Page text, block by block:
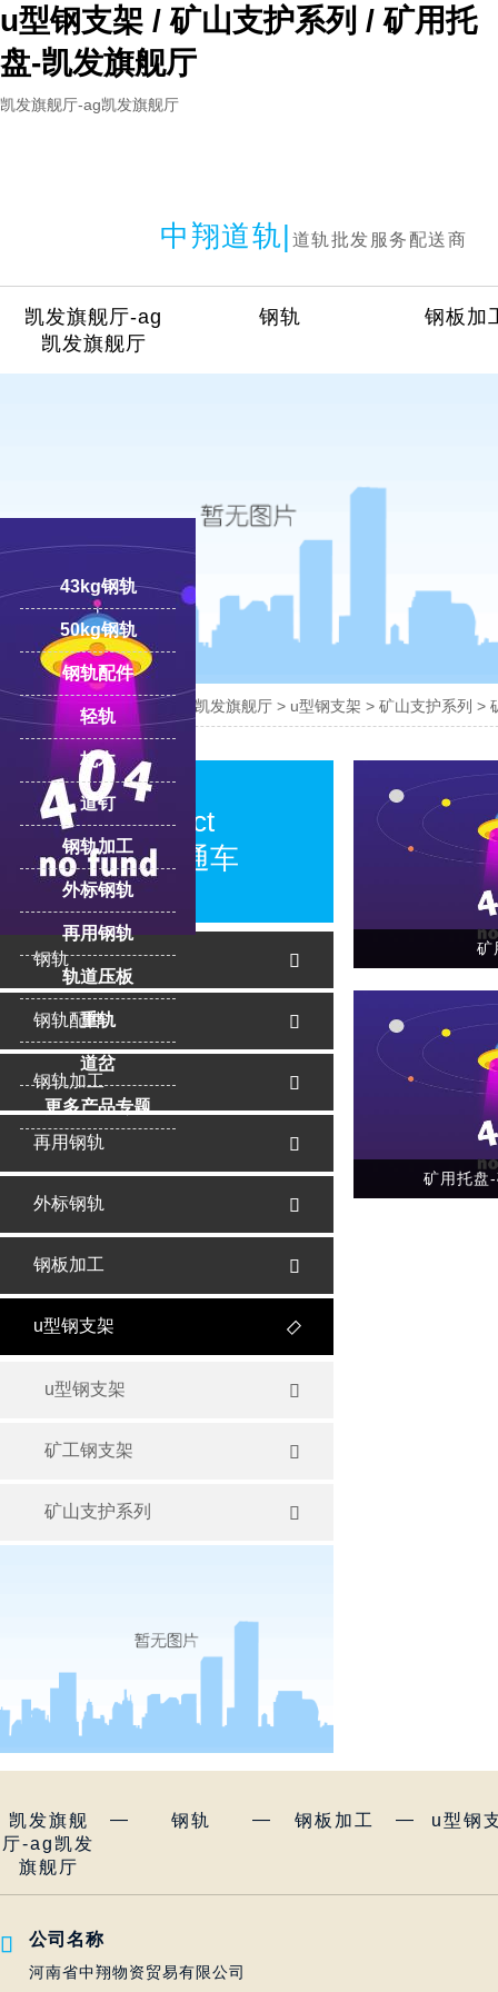
u型钢支架 / 矿山支护系列 / 矿用托
盘-凯发旗舰厅
凯发旗舰厅-ag凯发旗舰厅
中翔道轨| 道轨批发服务配送商
线:
凯发旗舰厅-ag
凯发旗舰厅
钢轨 钢板加
您的位置：凯发旗舰厅-ag凯发旗舰厅 > u型钢支架 > 矿山支护系列 >
矿
矿用托盘
product
产品直通车
钢轨 
钢轨配件 
钢轨加工 
再用钢轨 
外标钢轨 
钢板加工 
u型钢支架 
u型钢支架 
矿工钢支架 
矿山支护系列 
43kg钢轨
50kg钢轨
钢轨配件
轻轨
枕木
道钉
钢轨加工
外标钢轨
再用钢轨
轨道压板
重轨
道岔
更多产品专题
凯发旗舰
厅-ag凯发
旗舰厅
— 钢轨 — 钢板加工 — u型钢
 公司名称
河南省中翔物资贸易有限公司